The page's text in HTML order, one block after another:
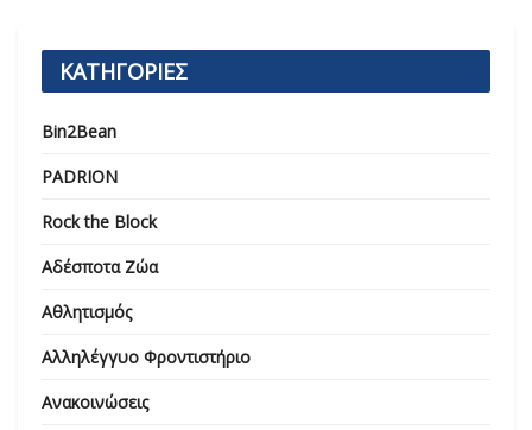
ΚΑΤΗΓΟΡΙΕΣ
Bin2Bean
PADRION
Rock the Block
Αδέσποτα Ζώα
Αθλητισμός
Αλληλέγγυο Φροντιστήριο
Ανακοινώσεις